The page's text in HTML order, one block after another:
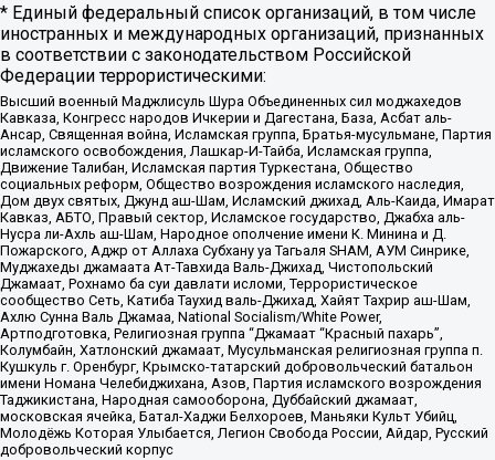
* Единый федеральный список организаций, в том числе
иностранных и международных организаций, признанных
в соответствии с законодательством Российской
Федерации террористическими:
Высший военный Маджлисуль Шура Объединенных сил моджахедов
Кавказа, Конгресс народов Ичкерии и Дагестана, База, Асбат аль-
Ансар, Священная война, Исламская группа, Братья-мусульмане, Партия
исламского освобождения, Лашкар-И-Тайба, Исламская группа,
Движение Талибан, Исламская партия Туркестана, Общество
социальных реформ, Общество возрождения исламского наследия,
Дом двух святых, Джунд аш-Шам, Исламский джихад, Аль-Каида, Имарат
Кавказ, АБТО, Правый сектор, Исламское государство, Джабха аль-
Нусра ли-Ахль аш-Шам, Народное ополчение имени К. Минина и Д.
Пожарского, Аджр от Аллаха Субхану уа Тагьаля SHAM, АУМ Синрике,
Муджахеды джамаата Ат-Тавхида Валь-Джихад, Чистопольский
Джамаат, Рохнамо ба суи давлати исломи, Террористическое
сообщество Сеть, Катиба Таухид валь-Джихад, Хайят Тахрир аш-Шам,
Ахлю Сунна Валь Джамаа, National Socialism/White Power,
Артподготовка, Религиозная группа “Джамаат “Красный пахарь”,
Колумбайн, Хатлонский джамаат, Мусульманская религиозная группа п.
Кушкуль г. Оренбург, Крымско-татарский добровольческий батальон
имени Номана Челебиджихана, Азов, Партия исламского возрождения
Таджикистана, Народная самооборона, Дуббайский джамаат,
московская ячейка, Батал-Хаджи Белхороев, Маньяки Культ Убийц,
Молодёжь Которая Улыбается, Легион Свобода России, Айдар, Русский
добровольческий корпус